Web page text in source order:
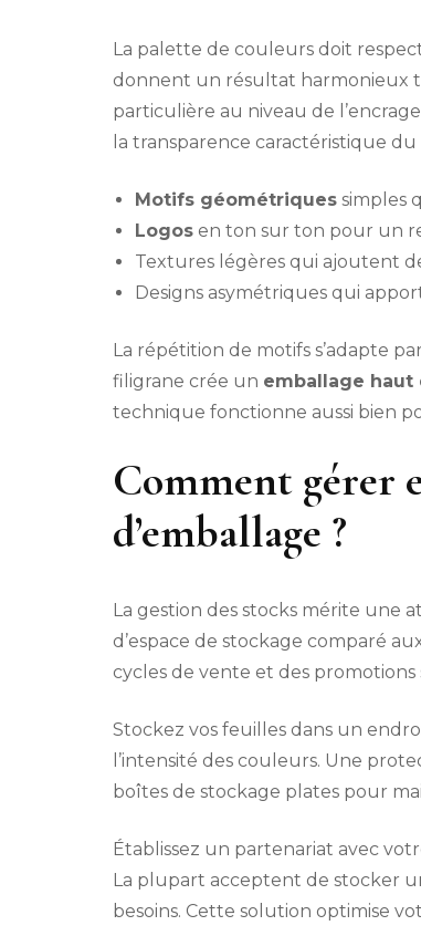
La palette de couleurs doit
donnent un résultat harmonieux
particulière au niveau de
la transparence caractéristique du
Motifs géométriques simples
Logos en ton sur ton pour un
Textures légères qui ajoutent
Designs asymétriques qui
La répétition de motifs s’adapte
filigrane crée un emballage haut
technique fonctionne aussi bien
Comment gérer
d’emballage ?
La gestion des stocks mérite une
d’espace de stockage comparé
cycles de vente et des promotions
Stockez vos feuilles dans un
l’intensité des couleurs. Une
boîtes de stockage plates pour
Établissez un partenariat avec
La plupart acceptent de stocker
besoins. Cette solution optimise